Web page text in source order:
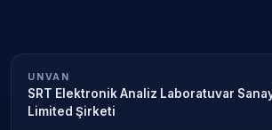
UNVAN
SRT Elektronik Analiz Laboratuvar
Limited Şirketi